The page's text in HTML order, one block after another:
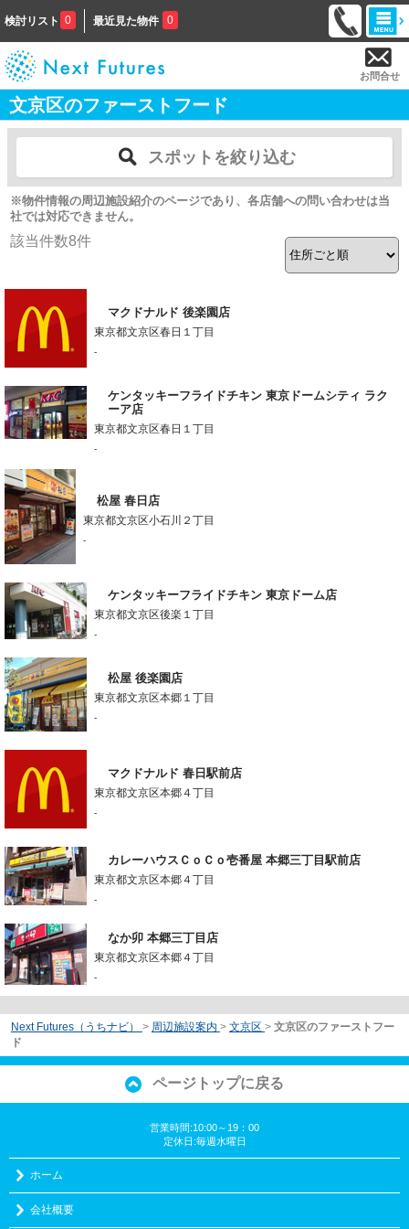
検討リスト 0 最近見た物件 0
お問合せ
文京区のファーストフード
スポットを絞り込む
※物件情報の周辺施設紹介のページであり、各店舗への問い合わせは当
社では対応できません。
該当件数8件
マクドナルド 後楽園店
東京都文京区春日１丁目
-
ケンタッキーフライドチキン 東京ドームシティ ラク
ーア店
東京都文京区春日１丁目
-
松屋 春日店
東京都文京区小石川２丁目
-
ケンタッキーフライドチキン 東京ドーム店
東京都文京区後楽１丁目
-
松屋 後楽園店
東京都文京区本郷１丁目
-
マクドナルド 春日駅前店
東京都文京区本郷４丁目
-
カレーハウスＣｏＣｏ壱番屋 本郷三丁目駅前店
東京都文京区本郷４丁目
-
なか卯 本郷三丁目店
東京都文京区本郷４丁目
-
Next Futures（うちナビ） > 周辺施設案内 > 文京区 > 文京区のファーストフー
ド
ページトップに戻る
営業時間:10:00～19：00
定休日:毎週水曜日
ホーム
会社概要